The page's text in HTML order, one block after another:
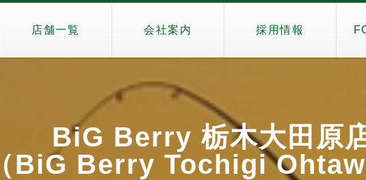
店舗一覧 会社案内 採用情報
BiG Berry 栃木大田原
（BiG Berry Tochigi